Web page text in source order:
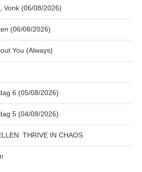
Vonk (06/08/2026)
(06/08/2026)
You (Always)
6 (05/08/2026)
5 (04/08/2026)
THRIVE IN CHAOS